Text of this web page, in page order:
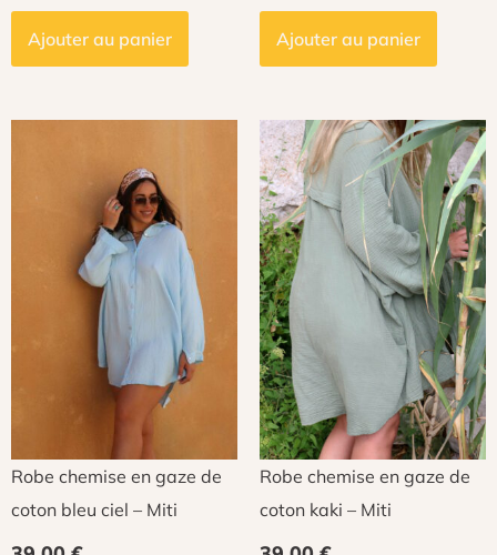
Ajouter au panier Ajouter au panier
Robe chemise en gaze de
coton bleu ciel – Miti
Robe chemise en gaze de
coton kaki – Miti